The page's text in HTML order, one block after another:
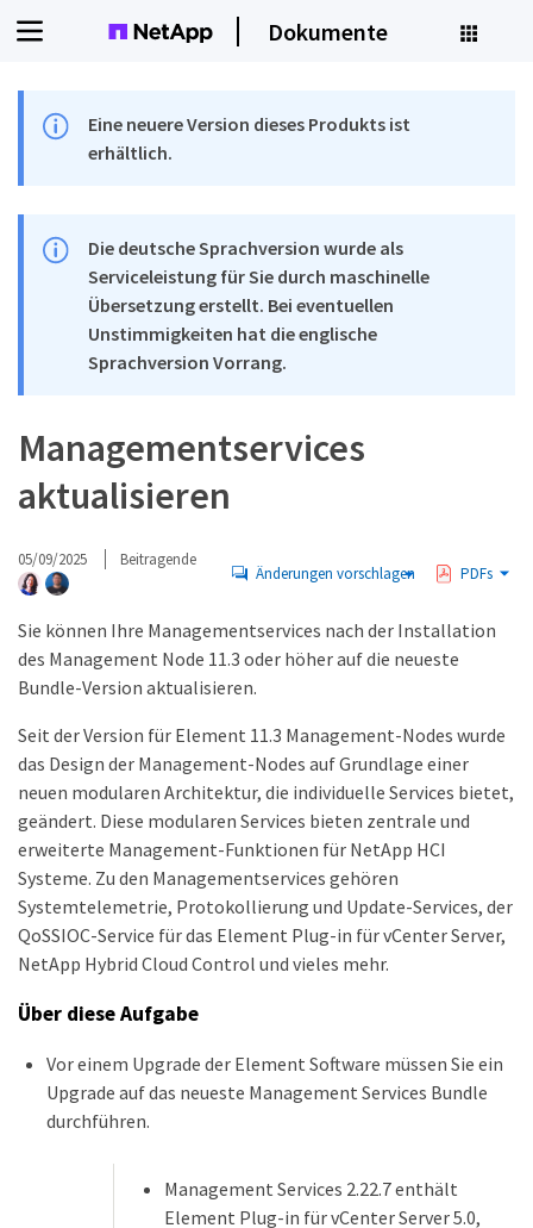
Dokumente
Eine neuere Version dieses Produkts ist
erhältlich.
Die deutsche Sprachversion wurde als
Serviceleistung für Sie durch maschinelle
Übersetzung erstellt. Bei eventuellen
Unstimmigkeiten hat die englische
Sprachversion Vorrang.
Managementservices
aktualisieren
05/09/2025 Beitragende
Änderungen vorschlagen PDFs
Sie können Ihre Managementservices nach der Installation
des Management Node 11.3 oder höher auf die neueste
Bundle-Version aktualisieren.
Seit der Version für Element 11.3 Management-Nodes wurde
das Design der Management-Nodes auf Grundlage einer
neuen modularen Architektur, die individuelle Services bietet,
geändert. Diese modularen Services bieten zentrale und
erweiterte Management-Funktionen für NetApp HCI
Systeme. Zu den Managementservices gehören
Systemtelemetrie, Protokollierung und Update-Services, der
QoSSIOC-Service für das Element Plug-in für vCenter Server,
NetApp Hybrid Cloud Control und vieles mehr.
Über diese Aufgabe
Vor einem Upgrade der Element Software müssen Sie ein
Upgrade auf das neueste Management Services Bundle
durchführen.
Management Services 2.22.7 enthält
Element Plug-in für vCenter Server 5.0,